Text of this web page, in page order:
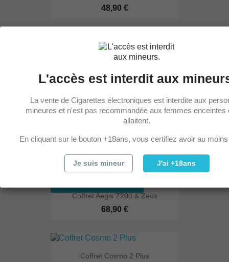
48,90 €
79,90 €
RUPTURE DE STOCK
Coffret CoolFire Z60 &...
RUPTURE DE STOCK
Coffret Aegis Z200 & Zeus
68,90 €
Coffret Cosmo 2 Plus
L'accès est interdit aux
La vente de Cigarettes électroniques est interdite aux
mineures et n'est pas recommandée aux femmes enceintes
allaitent.
En cliquant sur le bouton +18ans, vous certifiez avoir au
Je suis mineur J'ai +18ans